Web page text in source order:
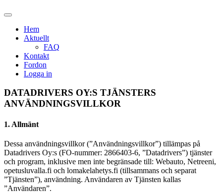
Hem
Aktuellt
FAQ
Kontakt
Fordon
Logga in
DATADRIVERS OY:S TJÄNSTERS
ANVÄNDNINGSVILLKOR
1. Allmänt
Dessa användningsvillkor (”Användningsvillkor”) tillämpas på
Datadrivers Oy:s (FO-nummer: 2866403-6, ”Datadrivers”) tjänster
och program, inklusive men inte begränsade till: Webauto, Netreeni,
opetusluvalla.fi och lomakelahetys.fi (tillsammans och separat
”Tjänsten”), användning. Användaren av Tjänsten kallas
”Användaren”.